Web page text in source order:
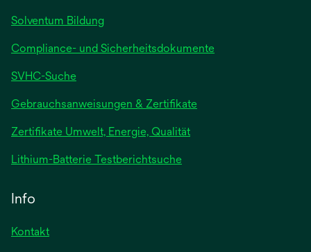
Solventum Bildung
Compliance- und Sicherheitsdokumente
SVHC-Suche
Gebrauchsanweisungen & Zertifikatewird
Zertifikate Umwelt, Energie, Qualität
Lithium-Batterie Testberichtsuchewird
Info
Kontakt